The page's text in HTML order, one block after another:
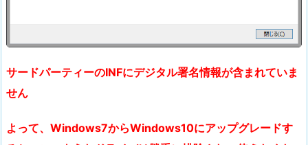
サードパーティーのINFにデジタル署名情報が含まれていま
せん
よって、Windows7からWindows10にアップグレードす